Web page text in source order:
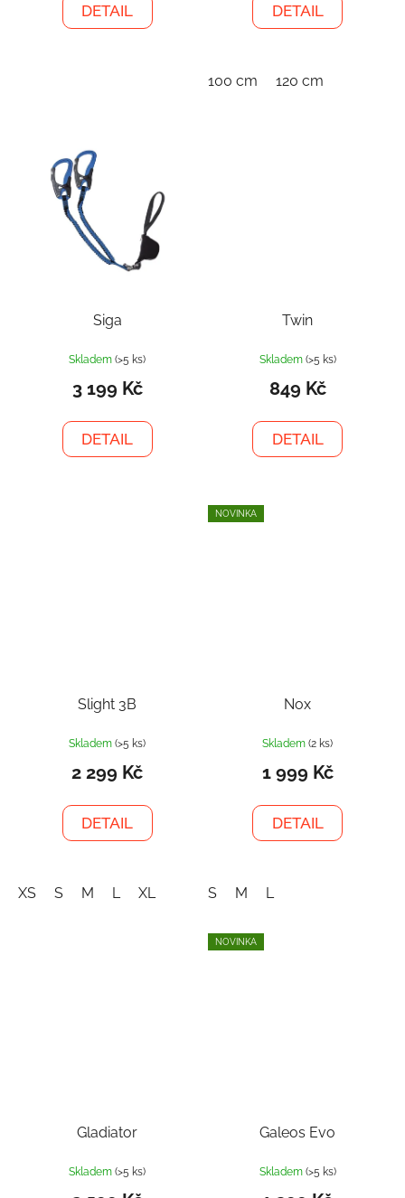
DETAIL DETAIL
100 cm 120 cm
Siga
Skladem(>5 ks)
3 199 Kč
DETAIL
Twin
Skladem (>5 ks)
849 Kč
DETAIL
Slight 3B
Skladem(>5 ks)
2 299 Kč
DETAIL
XS S M L XL
NOVINKA
Nox
Skladem (2 ks)
1 999 Kč
DETAIL
S M L
Gladiator
Skladem(>5 ks)
NOVINKA
Galeos Evo
Skladem (>5 ks)